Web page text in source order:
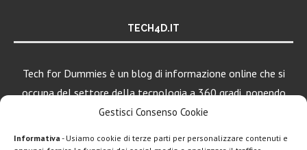
Gestisci Consenso Cookie
Informativa - Usiamo cookie di terze parti per personalizzare contenuti e
TECH4D.IT
Tech for Dummies è un blog di informazione online che si
occupa del settore della tecnologia a 360 gradi, ponendo
una particolare attenzione al mondo Android, Apple e